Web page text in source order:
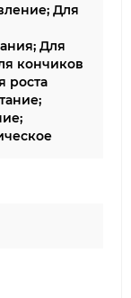
Для
Для
кончиков
роста